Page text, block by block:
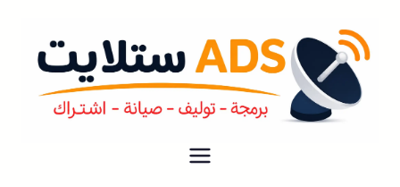
ستلايت ADS
افضل خدمة فني ستلايت رسيفر في